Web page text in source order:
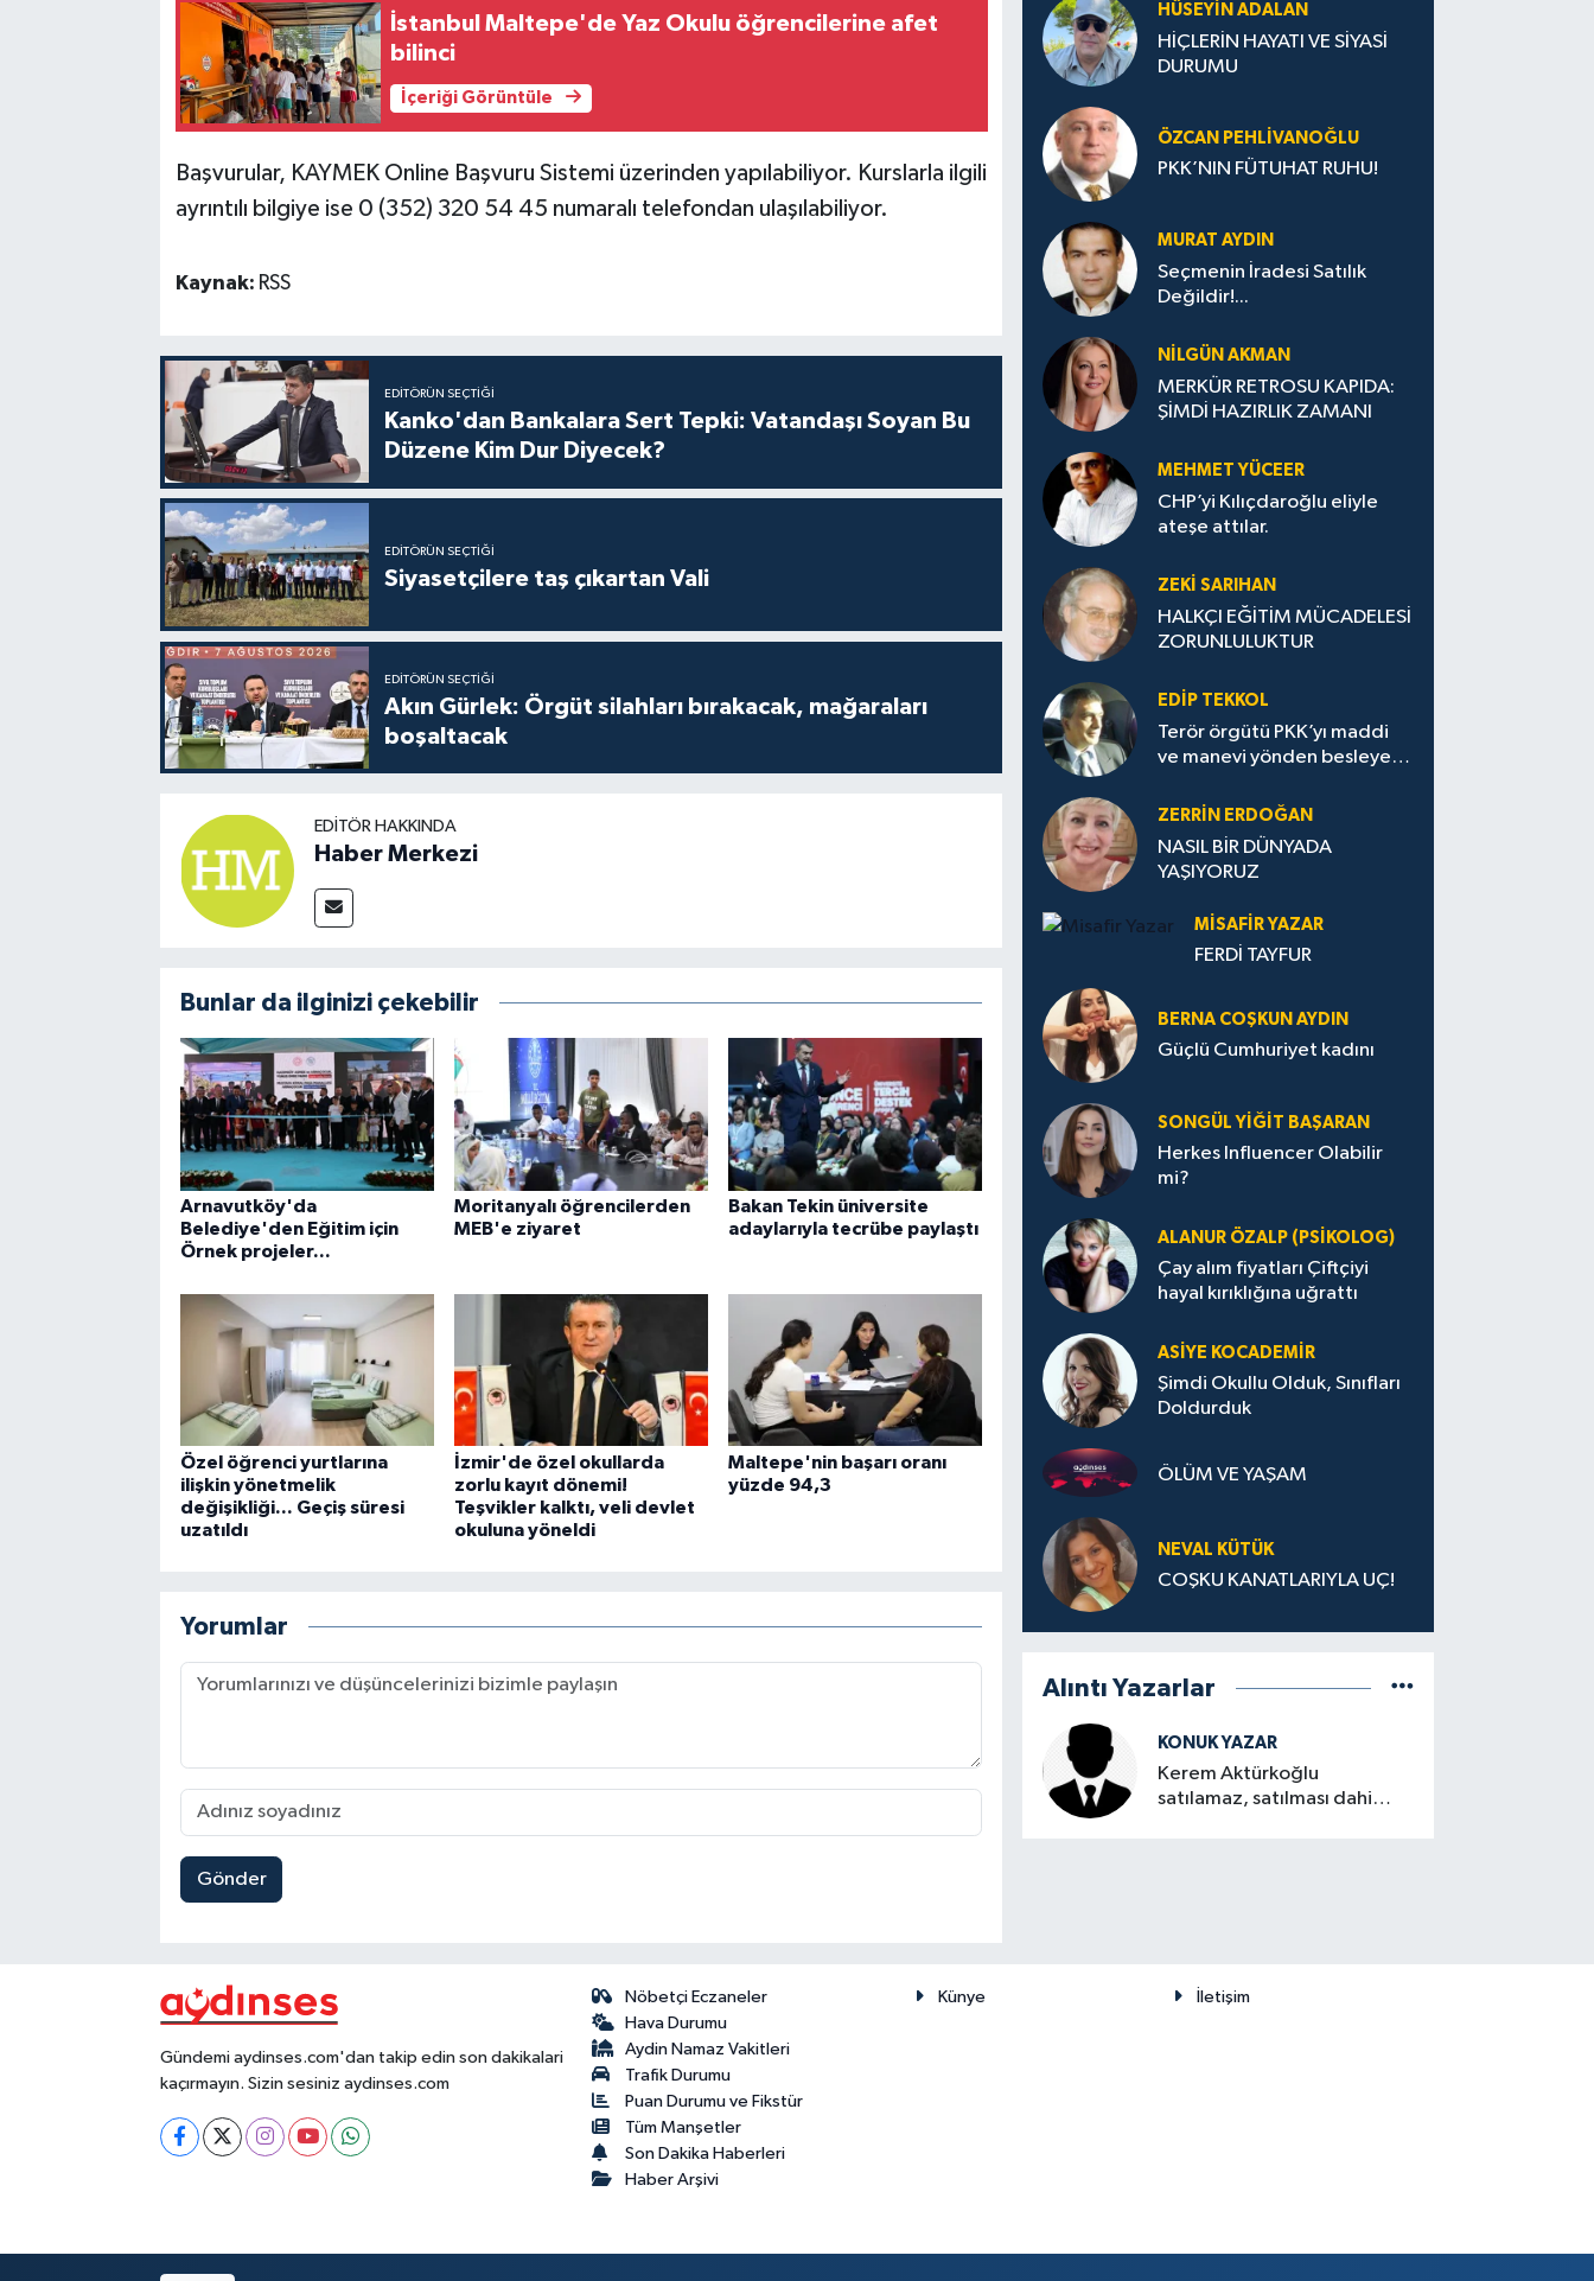
İstanbul Maltepe'de Yaz Okulu öğrencilerine afet
bilinci
İçeriği Görüntüle
Başvurular, KAYMEK Online Başvuru Sistemi üzerinden yapılabiliyor. Kurslarla ilgili
ayrıntılı bilgiye ise 0 (352) 320 54 45 numaralı telefondan ulaşılabiliyor.
Kaynak: RSS
EDITÖRÜN SEÇTIĞI
Kanko'dan Bankalara Sert Tepki: Vatandaşı Soyan Bu
Düzene Kim Dur Diyecek?
EDITÖRÜN SEÇTIĞI
Siyasetçilere taş çıkartan Vali
EDITÖRÜN SEÇTIĞI
Akın Gürlek: Örgüt silahları bırakacak, mağaraları
boşaltacak
EDITÖR HAKKINDA
Haber Merkezi
Bunlar da ilginizi çekebilir
Arnavutköy'da
Belediye'den Eğitim için
Örnek projeler...
Moritanyalı öğrencilerden
MEB'e ziyaret
Bakan Tekin üniversite
adaylarıyla tecrübe paylaştı
Özel öğrenci yurtlarına
ilişkin yönetmelik
değişikliği... Geçiş süresi
uzatıldı
İzmir'de özel okullarda
zorlu kayıt dönemi!
Teşvikler kalktı, veli devlet
okuluna yöneldi
Maltepe'nin başarı oranı
yüzde 94,3
Yorumlar
Gönder
HÜSEYIN ADALAN
HİÇLERİN HAYATI VE SİYASİ
DURUMU
ÖZCAN PEHLIVANOĞLU
PKK’NIN FÜTUHAT RUHU!
MURAT AYDIN
Seçmenin İradesi Satılık
Değildir!...
NILGÜN AKMAN
MERKÜR RETROSU KAPIDA:
ŞİMDİ HAZIRLIK ZAMANI
MEHMET YÜCEER
CHP’yi Kılıçdaroğlu eliyle
ateşe attılar.
ZEKI SARIHAN
HALKÇI EĞİTİM MÜCADELESİ
ZORUNLULUKTUR
EDIP TEKKOL
Terör örgütü PKK’yı maddi
ve manevi yönden besleyen
ZERRIN ERDOĞAN
NASIL BİR DÜNYADA
YAŞIYORUZ
MISAFIR YAZAR
FERDİ TAYFUR
BERNA COŞKUN AYDIN
Güçlü Cumhuriyet kadını
SONGÜL YIĞIT BAŞARAN
Herkes Influencer Olabilir
mi?
ALANUR ÖZALP (PSIKOLOG)
Çay alım fiyatları Çiftçiyi
hayal kırıklığına uğrattı
ASIYE KOCADEMİR
Şimdi Okullu Olduk, Sınıfları
Doldurduk
ÖLÜM VE YAŞAM
NEVAL KÜTÜK
COŞKU KANATLARIYLA UÇ!
Alıntı Yazarlar
KONUK YAZAR
Kerem Aktürkoğlu
satılamaz, satılması dahi
Gündemi aydinses.com'dan takip edin son dakikalari
kaçırmayın. Sizin sesiniz aydinses.com
Nöbetçi Eczaneler
Hava Durumu
Aydin Namaz Vakitleri
Trafik Durumu
Puan Durumu ve Fikstür
Tüm Manşetler
Son Dakika Haberleri
Haber Arşivi
Künye İletişim